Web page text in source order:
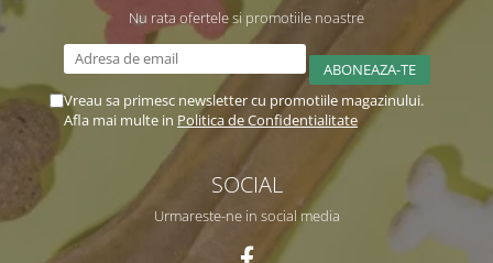
Nu rata ofertele si promotiile noastre
Vreau sa primesc newsletter cu promotiile magazinului.
Afla mai multe in Politica de Confidentialitate
SOCIAL
Urmareste-ne in social media